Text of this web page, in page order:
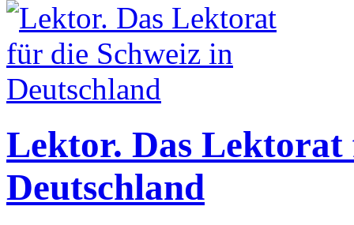
Lektor. Das Lektorat
Deutschland